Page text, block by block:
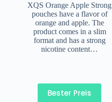
XQS Orange Apple Strong
pouches have a flavor of
orange and apple. The
product comes in a slim
format and has a strong
nicotine content…
Bester Preis